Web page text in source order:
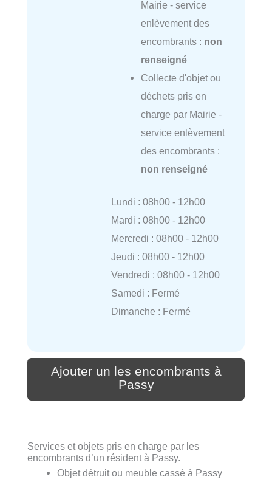
Mairie - service
enlèvement des
encombrants : non
renseigné
Collecte d'objet ou
déchets pris en
charge par Mairie -
service enlèvement
des encombrants :
non renseigné
Lundi : 08h00 - 12h00
Mardi : 08h00 - 12h00
Mercredi : 08h00 - 12h00
Jeudi : 08h00 - 12h00
Vendredi : 08h00 - 12h00
Samedi : Fermé
Dimanche : Fermé
Ajouter un les encombrants à
Passy
Services et objets pris en charge par les
encombrants d’un résident à Passy.
Objet détruit ou meuble cassé à Passy